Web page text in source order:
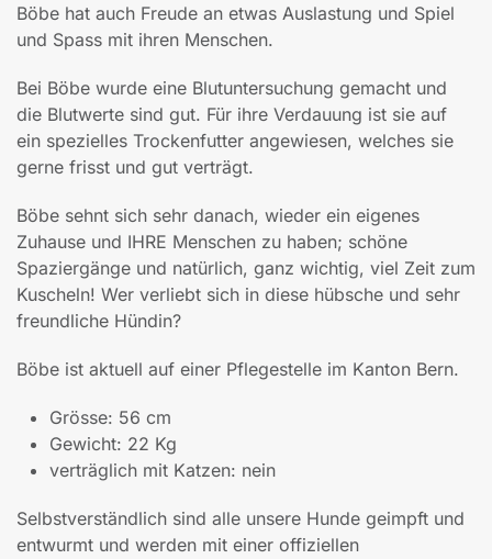
Böbe hat auch Freude an etwas Auslastung und Spiel
und Spass mit ihren Menschen.
Bei Böbe wurde eine Blutuntersuchung gemacht und
die Blutwerte sind gut. Für ihre Verdauung ist sie auf
ein spezielles Trockenfutter angewiesen, welches sie
gerne frisst und gut verträgt.
Böbe sehnt sich sehr danach, wieder ein eigenes
Zuhause und IHRE Menschen zu haben; schöne
Spaziergänge und natürlich, ganz wichtig, viel Zeit zum
Kuscheln! Wer verliebt sich in diese hübsche und sehr
freundliche Hündin?
Böbe ist aktuell auf einer Pflegestelle im Kanton Bern.
Grösse: 56 cm
Gewicht: 22 Kg
verträglich mit Katzen: nein
Selbstverständlich sind alle unsere Hunde geimpft und
entwurmt und werden mit einer offiziellen